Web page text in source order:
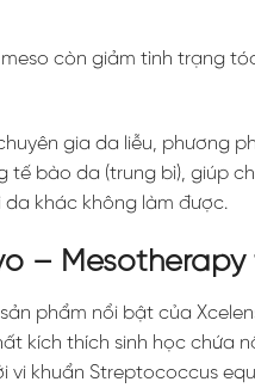
còn giảm tình trạng
gia da liễu, phương
tế bào da (trung bì), giúp
khác không làm được.
–
phẩm nổi bật của
kích thích sinh học chứa
vi khuẩn Streptococcus